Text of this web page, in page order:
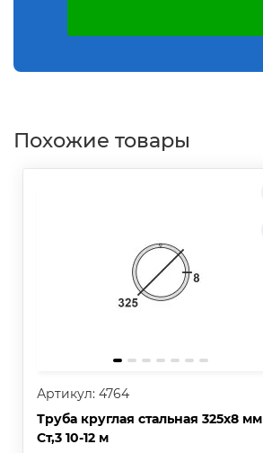
Похожие товары
Артикул: 4764
Труба круглая стальная 325х8 мм
Ст,3 10-12 м